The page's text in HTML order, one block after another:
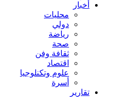
أخبار
محليات
دولي
رياضة
صحة
ثقافة وفن
اقتصاد
علوم وتكنلوجيا
أسرة
تقارير